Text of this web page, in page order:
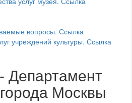
Департамент
Москвы